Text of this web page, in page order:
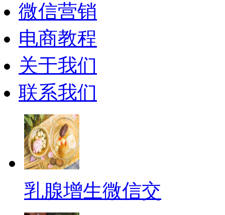
微信营销
电商教程
关于我们
联系我们
乳腺增生微信交